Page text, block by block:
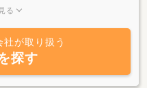
５万円以下物件、引越無料物
る
が取り扱う
探す